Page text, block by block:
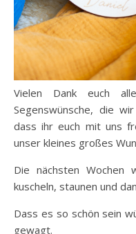
Vielen Dank euch
Segenswünsche, die
dass ihr euch mit uns
unser kleines großes
Die nächsten Wochen
kuscheln, staunen und
Dass es so schön sein
gewagt.